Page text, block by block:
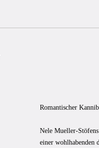
Romantischer
Nele Mueller-
einer wohlhabenden